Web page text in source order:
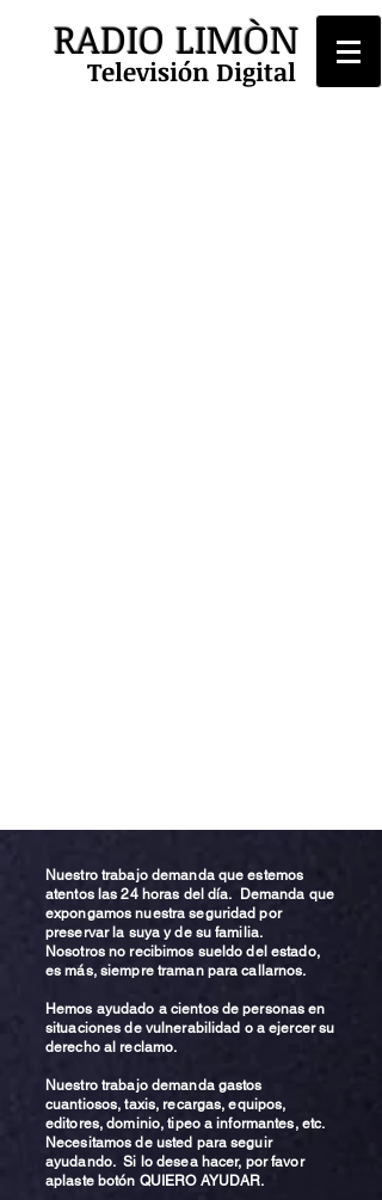
RADIO LIMÒN
Televisión Digital
Nuestro trabajo demanda que estemos
atentos las 24 horas del día. Demanda que
expongamos nuestra seguridad por
preservar la suya y de su familia.
Nosotros no recibimos sueldo del estado,
es más, siempre traman para callarnos.
Hemos ayudado a cientos de personas en
situaciones de vulnerabilidad o a ejercer su
derecho al reclamo.
Nuestro trabajo demanda gastos
cuantiosos, taxis, recargas, equipos,
editores, dominio, tipeo a informantes, etc.
Necesitamos de usted para seguir
ayudando. Si lo desea hacer, por favor
aplaste botón QUIERO AYUDAR.